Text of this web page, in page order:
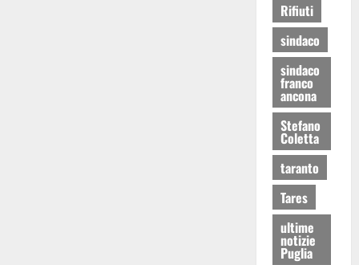
Rifiuti
sindaco
sindaco
franco
ancona
Stefano
Coletta
taranto
Tares
ultime
notizie
Puglia